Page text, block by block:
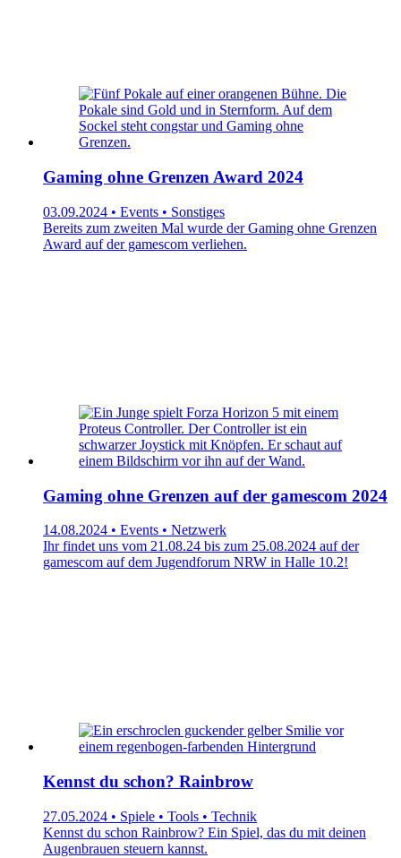
Gaming ohne Grenzen Award 2024
03.09.2024 • Events • Sonstiges
Bereits zum zweiten Mal wurde der Gaming ohne Grenzen
Award auf der gamescom verliehen.
Gaming ohne Grenzen auf der gamescom 2024
14.08.2024 • Events • Netzwerk
Ihr findet uns vom 21.08.24 bis zum 25.08.2024 auf der
gamescom auf dem Jugendforum NRW in Halle 10.2!
Kennst du schon? Rainbrow
27.05.2024 • Spiele • Tools • Technik
Kennst du schon Rainbrow? Ein Spiel, das du mit deinen
Augenbrauen steuern kannst.